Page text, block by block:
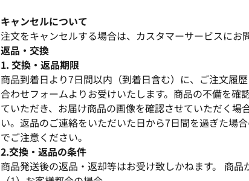
キャンセルについて
注文をキャンセルする場合は、カスタマーサービスにお
返品・交換
1. 交換・返品期限
商品到着日より7日間以内（到着日含む）に、ご注文履
合わせフォームよりお受けいたします。商品の不備を確
ていただき、お届け商品の画像を確認させていただく場
い。返品のご連絡をいただいた日から7日間を過ぎた場
でご注意ください。
2.交換・返品の条件
商品発送後の返品・返却等はお受け致しかねます。 商品